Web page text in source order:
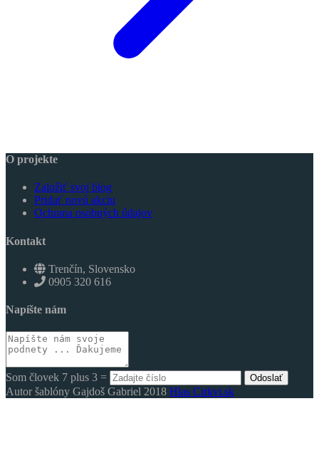
O projekte
Založiť svoj blog
Pridať novú akciu
Ochrana osobných údajov
Kontakt
Trenčín, Slovensko
0905 320 616
Napíšte nám
Som človek 7 plus 3 = Odoslať
Autor šablóny Gajdoš Gabriel 2018 Hlas Cirkvi.sk